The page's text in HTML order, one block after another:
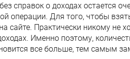
справок о доходах остается
операции. Для того, чтобы
сайте. Практически никому не
Именно поэтому,
все больше, тем самым